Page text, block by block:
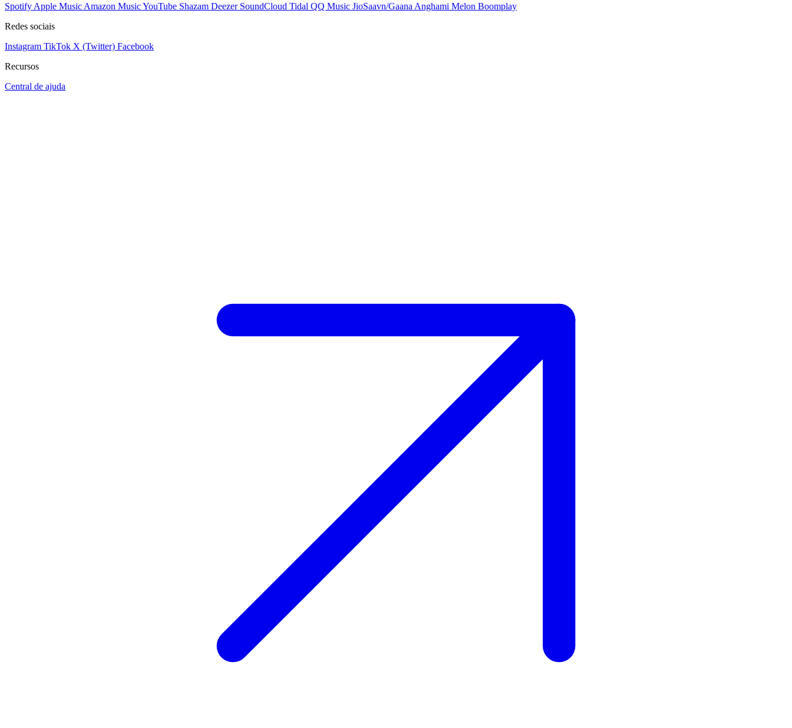
Spotify Apple Music Amazon MusicYouTube Shazam Deezer SoundCloud Tidal QQ Music JioSaavn/Gaana Anghami Melon Boomplay
Redes sociais
Instagram TikTok X (Twitter) Facebook
Recursos
Central de ajuda